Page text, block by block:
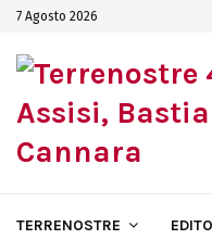
7 Agosto 2026
TERRENOSTRE